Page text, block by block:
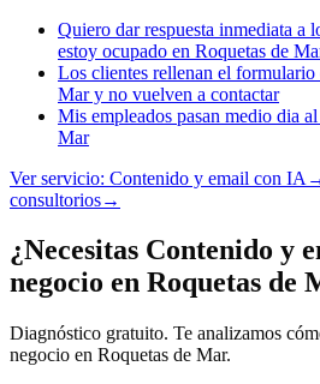
Quiero dar respuesta inmediata a
estoy ocupado en Roquetas de
Los clientes rellenan el
Mar y no vuelven a contactar
Mis empleados pasan medio dia
Mar
Ver servicio: Contenido y email con IA
consultorios→
¿Necesitas Contenido y
negocio en Roquetas de
Diagnóstico gratuito. Te analizamos
negocio en Roquetas de Mar.